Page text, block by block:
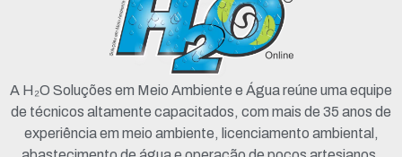
A H₂O Soluções em Meio Ambiente e Água reúne uma equipe
de técnicos altamente capacitados, com mais de 35 anos de
experiência em meio ambiente, licenciamento ambiental,